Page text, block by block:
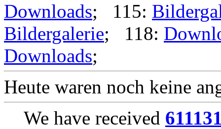
Downloads; 115:
Bildergalerie; 118:
Downloads;
Heute waren noch keine
We have received